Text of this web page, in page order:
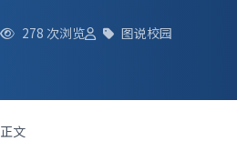
278 次浏览 图说校园
正文